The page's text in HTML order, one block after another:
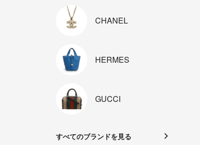
CHANEL
HERMES
GUCCI
すべてのブランドを見る